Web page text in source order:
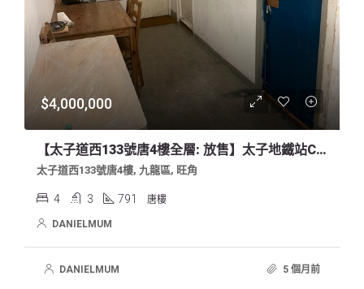
$4,000,000
【太子道西133號唐4樓全層: 放售】太子地鐵站C2出口對面
太子道西133號唐4樓, 九龍區, 旺角
4 3 791 唐樓
DANIELMUM
DANIELMUM 5 個月前